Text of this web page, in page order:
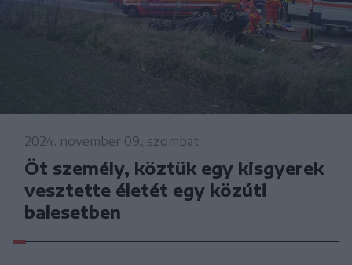
2024. november 09., szombat
Öt személy, köztük egy kisgyerek
vesztette életét egy közúti
balesetben